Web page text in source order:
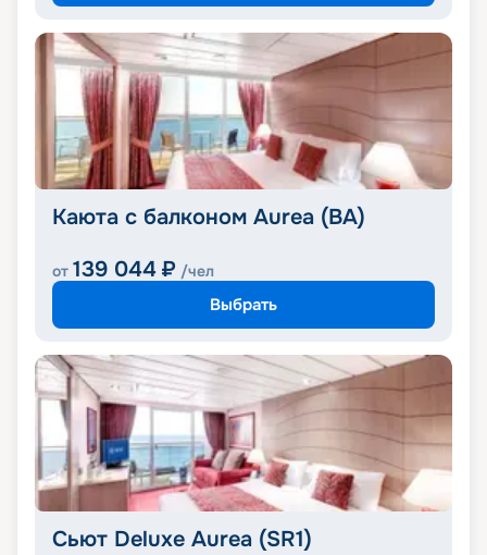
Каюта с балконом Aurea (BA)
от 139 044 ₽ /чел
Выбрать
Сьют Deluxe Aurea (SR1)